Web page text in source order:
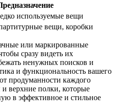
используемые вещи
вещи, коробки
или маркированные
сразу видеть их
ненужных поисков и
и функциональность вашего
продуманности каждого
и верхние полки, которые
в эффективное и стильное